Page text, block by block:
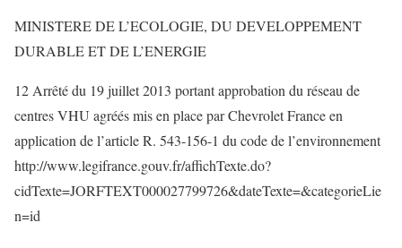
MINISTERE DE L’ECOLOGIE, DU DEVELOPPEMENT
DURABLE ET DE L’ENERGIE
12 Arrêté du 19 juillet 2013 portant approbation du réseau de
centres VHU agréés mis en place par Chevrolet France en
application de l’article R. 543-156-1 du code de l’environnement
http://www.legifrance.gouv.fr/affichTexte.do?
cidTexte=JORFTEXT000027799726&dateTexte=&categorieLie
n=id